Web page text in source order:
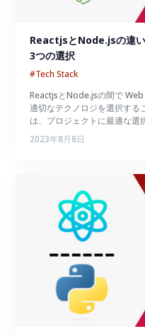
ReactjsとNode.jsの違
3つの選択
#Tech Stack
ReactjsとNode.jsの間で Web
適切なテクノロジを選択する
は、プロジェクトに最適な選
ナリオについて説明します。
2023年8月8日